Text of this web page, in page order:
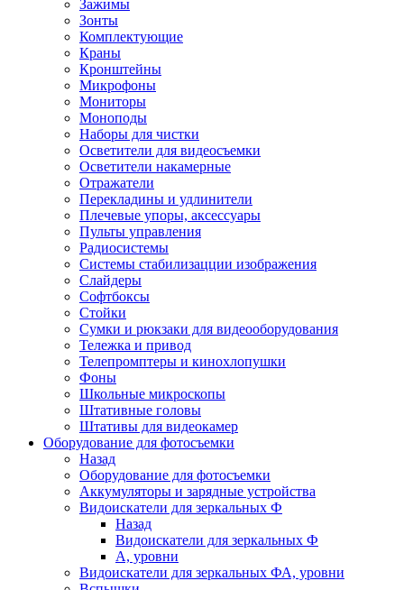
Зажимы
Зонты
Комплектующие
Краны
Кронштейны
Микрофоны
Мониторы
Моноподы
Наборы для чистки
Осветители для видеосъемки
Осветители накамерные
Отражатели
Перекладины и удлинители
Плечевые упоры, аксессуары
Пульты управления
Радиосистемы
Системы стабилизацции изображения
Слайдеры
Софтбоксы
Стойки
Сумки и рюкзаки для видеооборудования
Тележка и привод
Телепромптеры и кинохлопушки
Фоны
Школьные микроскопы
Штативные головы
Штативы для видеокамер
Оборудование для фотосъемки
Назад
Оборудование для фотосъемки
Аккумуляторы и зарядные устройства
Видоискатели для зеркальных Ф
Назад
Видоискатели для зеркальных Ф
А, уровни
Видоискатели для зеркальных ФА, уровни